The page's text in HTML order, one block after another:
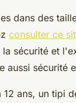
dans des
consulter ce
sécurité et
aussi sécurité
12 ans, un tipi